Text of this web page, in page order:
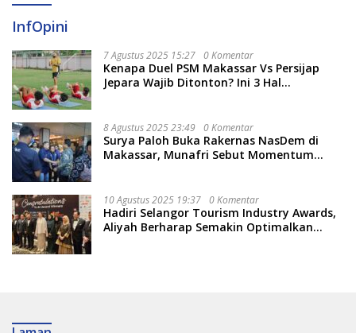
InfOpini
7 Agustus 2025 15:27 0 Komentar
Kenapa Duel PSM Makassar Vs Persijap
Jepara Wajib Ditonton? Ini 3 Hal
8 Agustus 2025 23:49 0 Komentar
Surya Paloh Buka Rakernas NasDem di
Makassar, Munafri Sebut Momentum
10 Agustus 2025 19:37 0 Komentar
Hadiri Selangor Tourism Industry Awards,
Aliyah Berharap Semakin Optimalkan